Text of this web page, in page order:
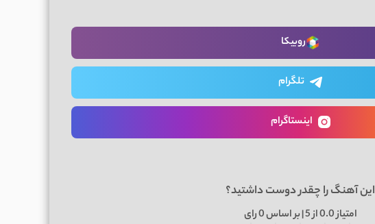
روبیکا
تلگرام
اینستاگرام
این آهنگ را چقدر دوست داشتید؟
امتیاز0.0از 5 | بر اساس 0رای